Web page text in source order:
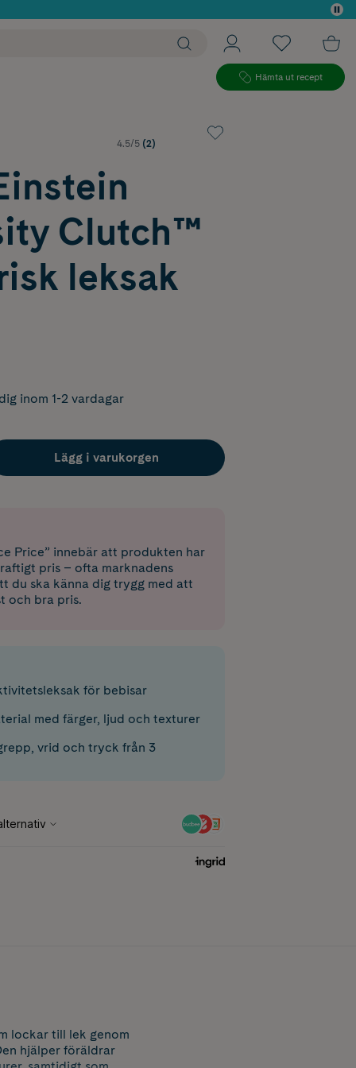
Hämta ut recept
4.5/5 (2)
Clutch™
leksak
inom 1-2 vardagar
Lägg i varukorgen
Price” innebär att produkten har
pris – ofta marknadens
du ska känna dig trygg med att
och bra pris.
för bebisar
med färger, ljud och texturer
vrid och tryck från 3
lockar till lek genom
hjälper föräldrar